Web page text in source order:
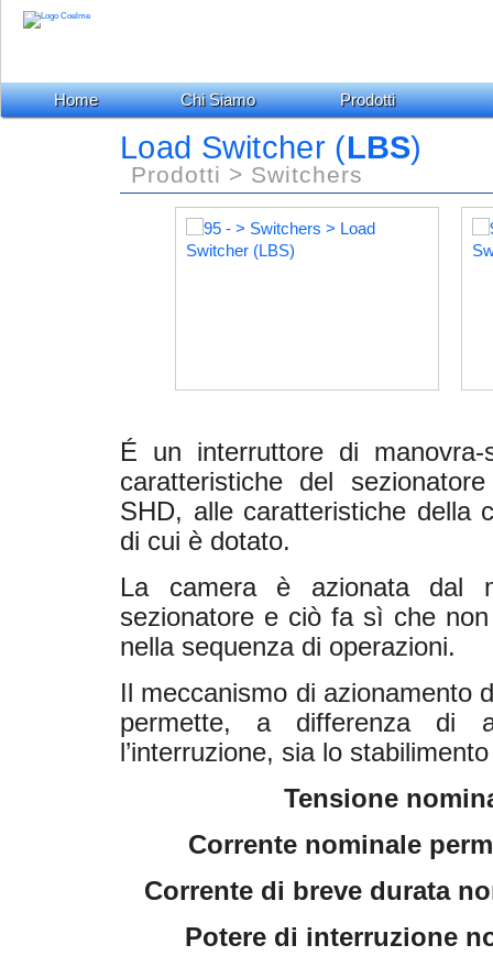
Home Chi Siamo Prodotti
Load Switcher (LBS)
Prodotti > Switchers
É un interruttore di
caratteristiche del
SHD, alle caratteristiche della
di cui è dotato.
La camera è azionata dal
sezionatore e ciò fa sì che
nella sequenza di operazioni.
Il meccanismo di azionamento
permette, a differenza di
l’interruzione, sia lo
Tensione
Corrente nominale
Corrente di breve durata
Potere di interruzione